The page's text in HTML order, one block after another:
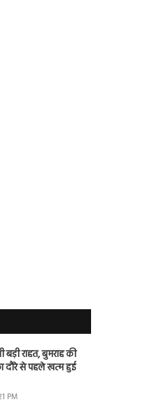
बड़ी राहत, बुमराह की
दौरे से पहले खत्म हुई
PM